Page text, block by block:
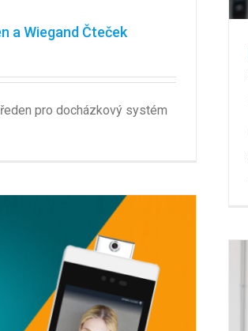
a Wiegand Čteček
pro docházkový systém